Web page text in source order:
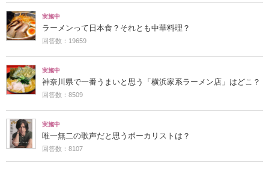
実施中
ラーメンって日本食？それとも中華料理？
回答数：19659
実施中
神奈川県で一番うまいと思う「横浜家系ラーメン店」はどこ？
回答数：8509
実施中
唯一無二の歌声だと思うボーカリストは？
回答数：8107